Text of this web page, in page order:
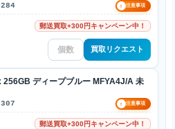
! 注意事項
郵送買取+300円キャンペーン中！
買取リクエスト
ディープブルー MFYA4J/A 未
! 注意事項
郵送買取+300円キャンペーン中！